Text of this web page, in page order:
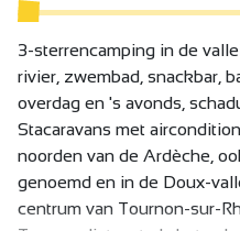
3-sterrencamping in de
rivier, zwembad, snackbar,
overdag en 's avonds,
Stacaravans met
noorden van de Ardèche,
genoemd en in de Doux-
centrum van Tournon-sur-